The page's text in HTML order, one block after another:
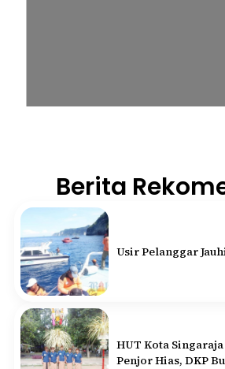
Berita
Usir Pelanggar
HUT Kota
Penjor Hias, DKP